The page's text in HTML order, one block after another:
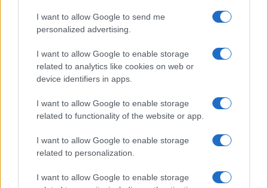
I want to allow Google to send me
personalized advertising.
I want to allow Google to enable storage
related to analytics like cookies on web or
device identifiers in apps.
I want to allow Google to enable storage
related to functionality of the website or app.
I want to allow Google to enable storage
related to personalization.
I want to allow Google to enable storage
Don Antonio Mazzi: l’ultimo saluto a Milano tra
emozioni e canti
PIÙ LETTI